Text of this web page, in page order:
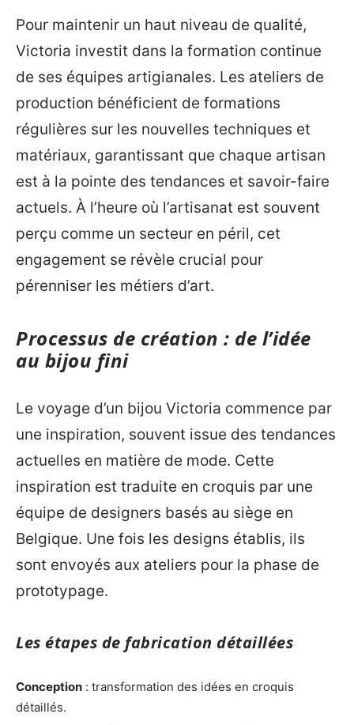
Pour maintenir un haut niveau de qualité,
Victoria investit dans la formation continue
de ses équipes artigianales. Les ateliers de
production bénéficient de formations
régulières sur les nouvelles techniques et
matériaux, garantissant que chaque artisan
est à la pointe des tendances et savoir-faire
actuels. À l’heure où l’artisanat est souvent
perçu comme un secteur en péril, cet
engagement se révèle crucial pour
pérenniser les métiers d’art.
Processus de création : de l’idée
au bijou fini
Le voyage d’un bijou Victoria commence par
une inspiration, souvent issue des tendances
actuelles en matière de mode. Cette
inspiration est traduite en croquis par une
équipe de designers basés au siège en
Belgique. Une fois les designs établis, ils
sont envoyés aux ateliers pour la phase de
prototypage.
Les étapes de fabrication détaillées
Conception : transformation des idées en croquis
détaillés.